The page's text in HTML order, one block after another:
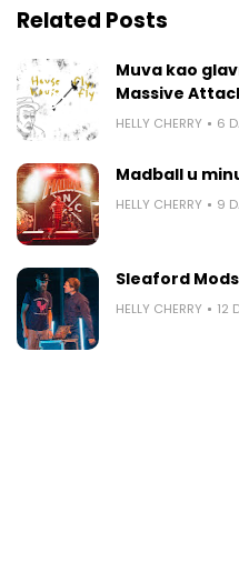
Related Posts
Muva kao
Massive
HELLY CHERRY 6
Madball u
HELLY CHERRY 9
Sleaford
HELLY CHERRY 12